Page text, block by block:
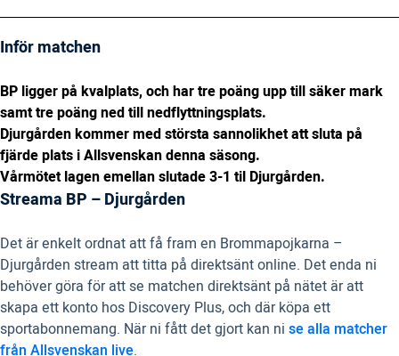
Inför matchen
BP ligger på kvalplats, och har tre poäng upp till säker mark
samt tre poäng ned till nedflyttningsplats.
Djurgården kommer med största sannolikhet att sluta på
fjärde plats i Allsvenskan denna säsong.
Vårmötet lagen emellan slutade 3-1 til Djurgården.
Streama BP – Djurgården
Det är enkelt ordnat att få fram en Brommapojkarna –
Djurgården stream att titta på direktsänt online. Det enda ni
behöver göra för att se matchen direktsänt på nätet är att
skapa ett konto hos Discovery Plus, och där köpa ett
sportabonnemang. När ni fått det gjort kan ni se alla matcher
från Allsvenskan live.